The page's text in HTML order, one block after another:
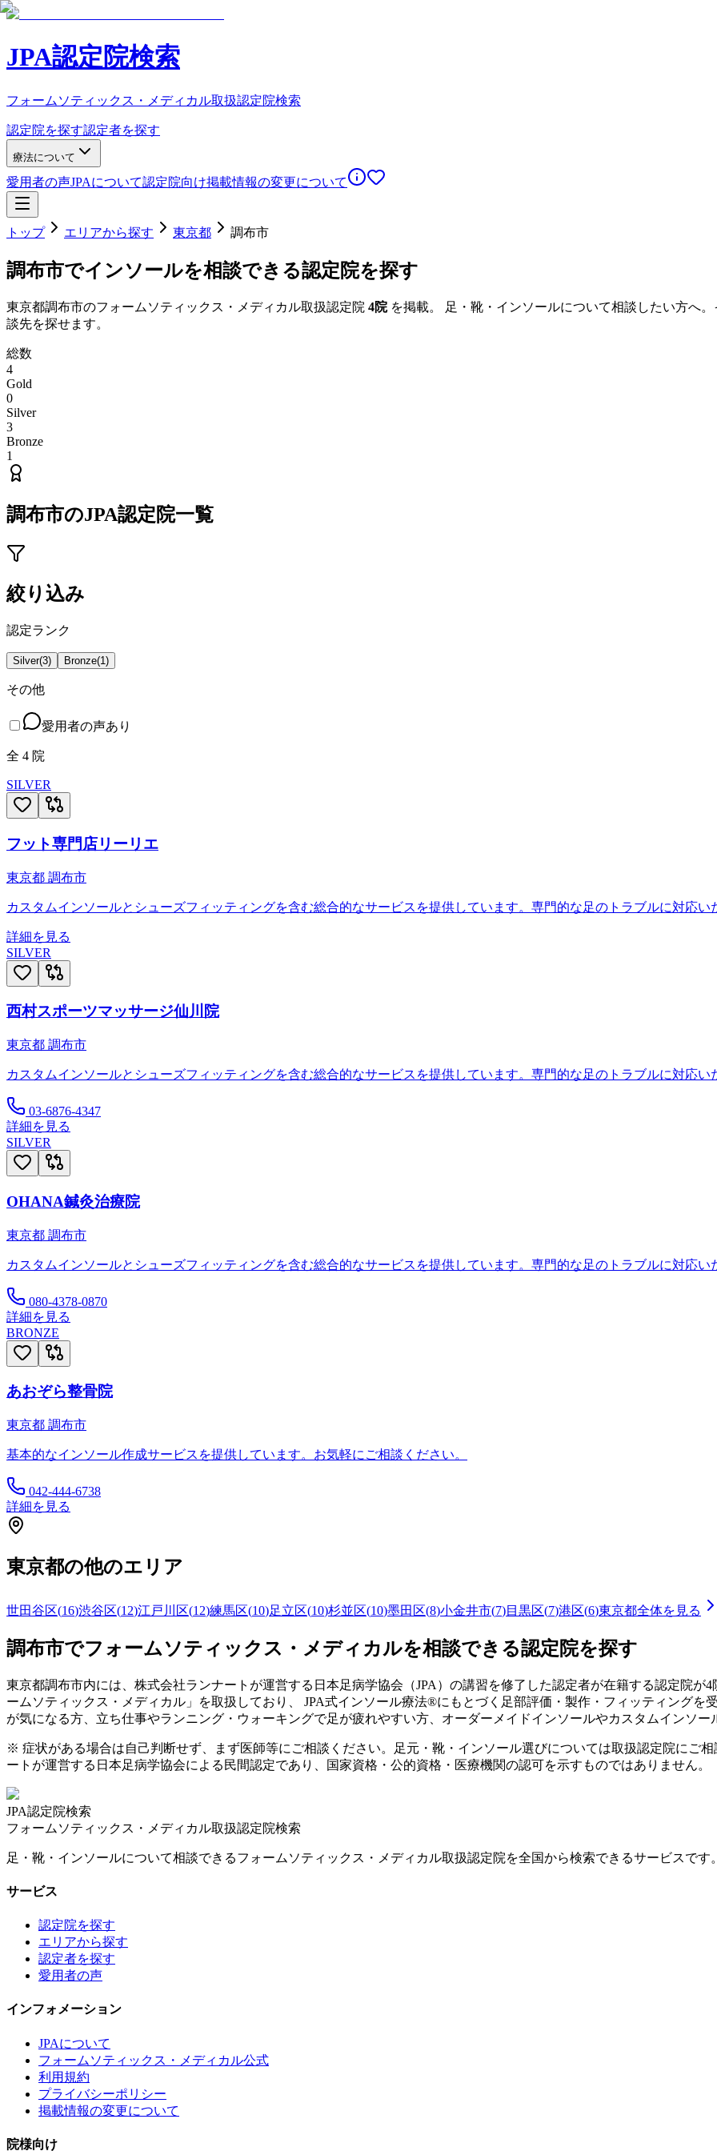
JPA認定院検索
フォームソティックス・メディカル取扱認定院検索
認定院を探す認定者を探す
療法について
愛用者の声JPAについて認定院向け掲載情報の変更について
トップ エリアから探す 東京都 調布市
調布市でインソールを相談できる認定院を探す
東京都調布市のフォームソティックス・メディカル取扱認定院 4院を掲載。 足・靴・インソールについて相談したい方へ
談先を探せます。
総数
4
Gold
0
Silver
3
Bronze
1
調布市のJPA認定院一覧
絞り込み
認定ランク
Silver(3) Bronze(1)
その他
愛用者の声あり
全 4 院
SILVER
フット専門店リーリエ
東京都 調布市
カスタムインソールとシューズフィッティングを含む総合的なサービスを提供しています。専門的な足のトラブルに対応い
詳細を見る
SILVER
西村スポーツマッサージ仙川院
東京都 調布市
カスタムインソールとシューズフィッティングを含む総合的なサービスを提供しています。専門的な足のトラブルに対応い
03-6876-4347
詳細を見る
SILVER
OHANA鍼灸治療院
東京都 調布市
カスタムインソールとシューズフィッティングを含む総合的なサービスを提供しています。専門的な足のトラブルに対応い
080-4378-0870
詳細を見る
BRONZE
あおぞら整骨院
東京都 調布市
基本的なインソール作成サービスを提供しています。お気軽にご相談ください。
042-444-6738
詳細を見る
東京都の他のエリア
世田谷区(16)渋谷区(12)江戸川区(12)練馬区(10)足立区(10)杉並区(10)墨田区(8)小金井市(7)目黒区(7)港区(6)東京都全体を見る
調布市でフォームソティックス・メディカルを相談できる認定院を探す
東京都調布市内には、株式会社ランナートが運営する日本足病学協会（JPA）の講習を修了した認定者が在籍する認定院が4
ームソティックス・メディカル」を取扱しており、 JPA式インソール療法®にもとづく足部評価・製作・フィッティングを
が気になる方、立ち仕事やランニング・ウォーキングで足が疲れやすい方、オーダーメイドインソールやカスタムインソ
※ 症状がある場合は自己判断せず、まず医師等にご相談ください。足元・靴・インソール選びについては取扱認定院にご
ートが運営する日本足病学協会による民間認定であり、国家資格・公的資格・医療機関の認可を示すものではありません。
JPA認定院検索
フォームソティックス・メディカル取扱認定院検索
足・靴・インソールについて相談できるフォームソティックス・メディカル取扱認定院を全国から検索できるサービスです。
サービス
認定院を探す
エリアから探す
認定者を探す
愛用者の声
インフォメーション
JPAについて
フォームソティックス・メディカル公式
利用規約
プライバシーポリシー
掲載情報の変更について
院様向け